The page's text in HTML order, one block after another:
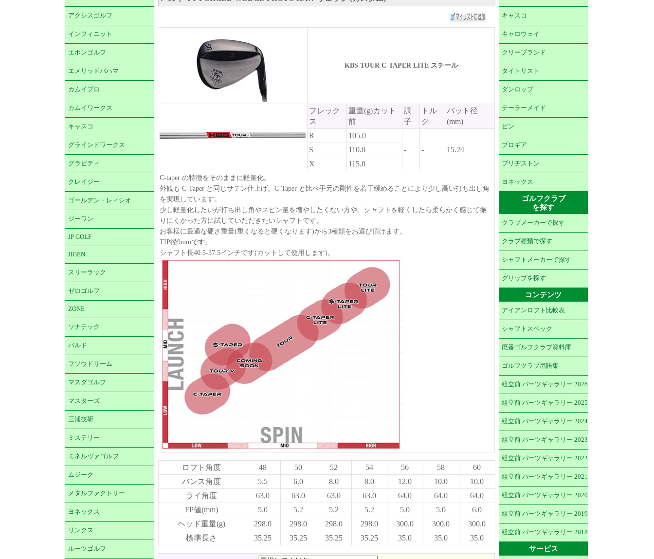
アクシスゴルフ
インフィニット
エポンゴルフ
エメリッドバハマ
カムイプロ
カムイワークス
キャスコ
グラインドワークス
グラビティ
クレイジー
ゴールデン・レィシオ
ジーワン
JP GOLF
JIGEN
スリーラック
ゼロゴルフ
ZONE
ソナテック
バルド
フソウドリーム
マスダゴルフ
マスターズ
三浦技研
ミステリー
ミネルヴァゴルフ
ムジーク
メタルファクトリー
ヨネックス
リンクス
ルーツゴルフ
KBS TOUR C-TAPER LITE スチール
フレック
ス
重量(g)カット
前
調
子
トル
ク
バット径
(mm)
R
105.0
-
- 15.24
S
110.0
X
115.0
C-taper の特徴をそのままに軽量化。
外観も C-Taper と同じサテン仕上げ。C-Taper と比べ手元の剛性を若干緩めることにより少し高い打ち出し角
を実現しています。
少し軽量化したいが打ち出し角やスピン量を増やしたくない方や、シャフトを軽くしたら柔らかく感じて振
りにくかった方に試していただきたいシャフトです。
お客様に最適な硬さ重量(重くなると硬くなります)から3種類をお選び頂けます。
TIP径9mmです。
シャフト長40.5-37.5インチです(カットして使用します)。
ロフト角度 48 50 52 54 56 58
60
バンス角度
5.5 6.0 8.0 8.0 12.0 10.0
10.0
ライ角度
63.0 63.0 63.0 63.0 64.0 64.0
64.0
FP値(mm)
5.0 5.2 5.2 5.2 5.0 5.0
6.0
ヘッド重量(g)
298.0 298.0 298.0 298.0 300.0 300.0
300.0
標準長さ
35.25 35.25 35.25 35.25 35.0 35.0 35.0
キャスコ
キャロウェイ
クリーブランド
タイトリスト
ダンロップ
テーラーメイド
ピン
プロギア
ブリヂストン
ヨネックス
ゴルフクラブ
を探す
クラブメーカーで探す
クラブ種類で探す
シャフトメーカーで探す
グリップを探す
コンテンツ
アイアンロフト比較表
シャフトスペック
廃番ゴルフクラブ資料庫
ゴルフクラブ用語集
組立前 パーツギャラリー 2026
組立前 パーツギャラリー 2025
組立前 パーツギャラリー 2024
組立前 パーツギャラリー 2023
組立前 パーツギャラリー 2022
組立前 パーツギャラリー 2021
組立前 パーツギャラリー 2020
組立前 パーツギャラリー 2019
組立前 パーツギャラリー 2018
サービス